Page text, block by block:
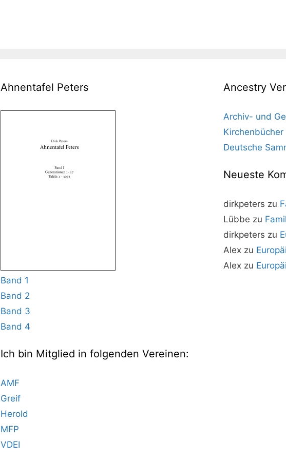
Ahnentafel Peters
Band 1
Band 2
Band 3
Band 4
Ich bin Mitglied in folgenden Vereinen:
AMF
Greif
Herold
MFP
VDEI
Ancestry
Archiv- und
Kirchenbücher
Deutsche
Neueste
dirkpeters zu
Lübbe zu
dirkpeters zu
Alex zu
Alex zu